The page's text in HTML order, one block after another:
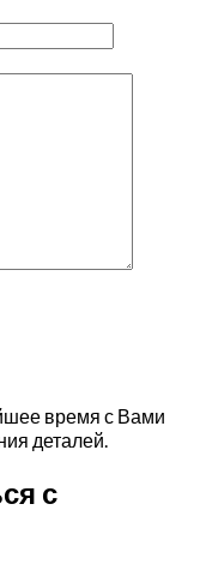
время с Вами
деталей.
с